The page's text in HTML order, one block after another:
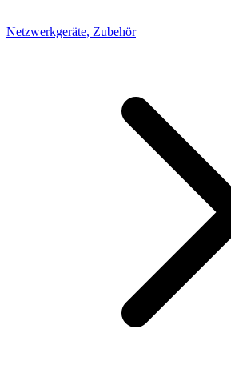
Netzwerkgeräte, Zubehör